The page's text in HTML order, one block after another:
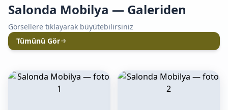
Salonda Mobilya — Galeriden
Görsellere tıklayarak büyütebilirsiniz
Tümünü Gör